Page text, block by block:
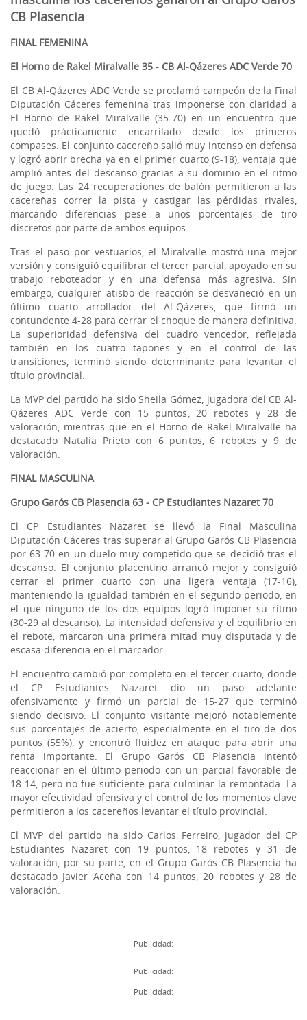
CB Plasencia
FINAL FEMENINA
El Horno de Rakel Miralvalle 35 - CB Al-Qázeres ADC Verde 70
El CB Al-Qázeres ADC Verde se proclamó campeón de la Final
Diputación Cáceres femenina tras imponerse con claridad a
El Horno de Rakel Miralvalle (35-70) en un encuentro que
quedó prácticamente encarrilado desde los primeros
compases. El conjunto cacereño salió muy intenso en defensa
y logró abrir brecha ya en el primer cuarto (9-18), ventaja que
amplió antes del descanso gracias a su dominio en el ritmo
de juego. Las 24 recuperaciones de balón permitieron a las
cacereñas correr la pista y castigar las pérdidas rivales,
marcando diferencias pese a unos porcentajes de tiro
discretos por parte de ambos equipos.
Tras el paso por vestuarios, el Miralvalle mostró una mejor
versión y consiguió equilibrar el tercer parcial, apoyado en su
trabajo reboteador y en una defensa más agresiva. Sin
embargo, cualquier atisbo de reacción se desvaneció en un
último cuarto arrollador del Al-Qázeres, que firmó un
contundente 4-28 para cerrar el choque de manera definitiva.
La superioridad defensiva del cuadro vencedor, reflejada
también en los cuatro tapones y en el control de las
transiciones, terminó siendo determinante para levantar el
título provincial.
La MVP del partido ha sido Sheila Gómez, jugadora del CB Al-
Qázeres ADC Verde con 15 puntos, 20 rebotes y 28 de
valoración, mientras que en el Horno de Rakel Miralvalle ha
destacado Natalia Prieto con 6 puntos, 6 rebotes y 9 de
valoración.
FINAL MASCULINA
Grupo Garós CB Plasencia 63 - CP Estudiantes Nazaret 70
El CP Estudiantes Nazaret se llevó la Final Masculina
Diputación Cáceres tras superar al Grupo Garós CB Plasencia
por 63-70 en un duelo muy competido que se decidió tras el
descanso. El conjunto placentino arrancó mejor y consiguió
cerrar el primer cuarto con una ligera ventaja (17-16),
manteniendo la igualdad también en el segundo periodo, en
el que ninguno de los dos equipos logró imponer su ritmo
(30-29 al descanso). La intensidad defensiva y el equilibrio en
el rebote, marcaron una primera mitad muy disputada y de
escasa diferencia en el marcador.
El encuentro cambió por completo en el tercer cuarto, donde
el CP Estudiantes Nazaret dio un paso adelante
ofensivamente y firmó un parcial de 15-27 que terminó
siendo decisivo. El conjunto visitante mejoró notablemente
sus porcentajes de acierto, especialmente en el tiro de dos
puntos (55%), y encontró fluidez en ataque para abrir una
renta importante. El Grupo Garós CB Plasencia intentó
reaccionar en el último periodo con un parcial favorable de
18-14, pero no fue suficiente para culminar la remontada. La
mayor efectividad ofensiva y el control de los momentos clave
permitieron a los cacereños levantar el título provincial.
El MVP del partido ha sido Carlos Ferreiro, jugador del CP
Estudiantes Nazaret con 19 puntos, 18 rebotes y 31 de
valoración, por su parte, en el Grupo Garós CB Plasencia ha
destacado Javier Aceña con 14 puntos, 20 rebotes y 28 de
valoración.
Publicidad:
Publicidad:
Publicidad: